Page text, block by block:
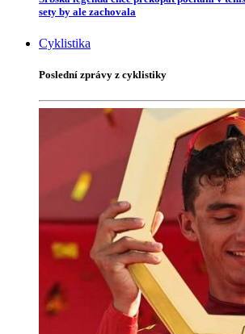
sety by ale zachovala
Cyklistika
Poslední zprávy z cyklistiky